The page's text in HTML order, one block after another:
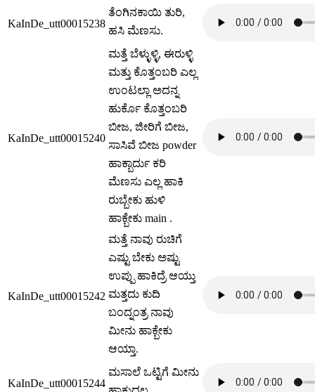
KaInDe_utt00015238
ತೆಂಗಿನಕಾಯಿ ತುರಿ,
ಹಸಿ ಮೆಣಸು.
KaInDe_utt00015240
ಮತ್ತೆ ಬೆಳ್ಳುಳ್ಳಿ, ಈರುಳ್ಳಿ
ಮತ್ತು ಕೊತ್ತಂಬರಿ ಎಲ್ಲ
ಉಂಟಲ್ಲಾ ಅದನ್ನ
ಹುರ್ಕೊ ಕೊತ್ತಂಬರಿ
ಬೀಜ, ಜೀರಿಗೆ ಬೀಜ,
ಸಾಸಿವೆ ಬೀಜ powder
ಹಾಕ್ಬಾರ್ದು ಕರಿ
ಮೆಣಸು ಎಲ್ಲ ಹಾಕಿ
ರುಬ್ಬೇಕು ಹುಳಿ
ಹಾಕ್ಬೇಕು main .
KaInDe_utt00015242
ಮತ್ತೆ ನಾವು ರುಚಿಗೆ
ಎಷ್ಟು ಬೇಕು ಅಷ್ಟು
ಉಪ್ಪು ಹಾಕಿದ್ರೆ ಆಯ್ತು
ಮತ್ತದು ಕುದಿ
ಬಂದ್ನಂತ್ರ ನಾವು
ಮೀನು ಹಾಕ್ಬೇಕು
ಆಯ್ತಾ.
KaInDe_utt00015244
ಮಸಾಲೆ ಒಟ್ಟಿಗೆ ಮೀನು